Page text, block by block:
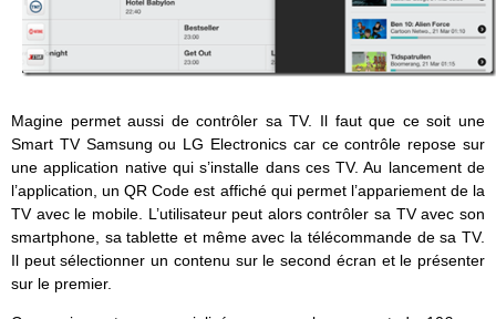
Magine permet aussi de contrôler sa TV. Il faut que ce soit une
Smart TV Samsung ou LG Electronics car ce contrôle repose sur
une application native qui s’installe dans ces TV. Au lancement de
l’application, un QR Code est affiché qui permet l’appariement de la
TV avec le mobile. L’utilisateur peut alors contrôler sa TV avec son
smartphone, sa tablette et même avec la télécommande de sa TV.
Il peut sélectionner un contenu sur le second écran et le présenter
sur le premier.